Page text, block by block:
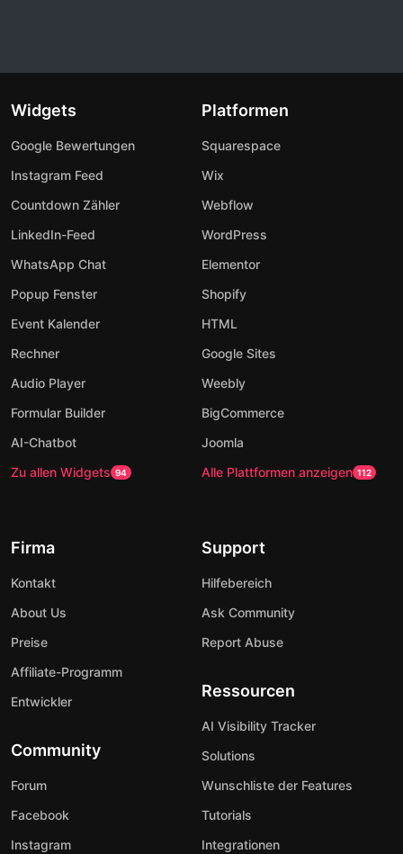
Widgets
Google Bewertungen
Instagram Feed
Countdown Zähler
LinkedIn-Feed
WhatsApp Chat
Popup Fenster
Event Kalender
Rechner
Audio Player
Formular Builder
AI-Chatbot
Zu allen Widgets 94
Platformen
Squarespace
Wix
Webflow
WordPress
Elementor
Shopify
HTML
Google Sites
Weebly
BigCommerce
Joomla
Alle Plattformen anzeigen 112
Firma
Kontakt
About Us
Preise
Affiliate-Programm
Entwickler
Community
Forum
Facebook
Instagram
Support
Hilfebereich
Ask Community
Report Abuse
Ressourcen
AI Visibility Tracker
Solutions
Wunschliste der Features
Tutorials
Integrationen